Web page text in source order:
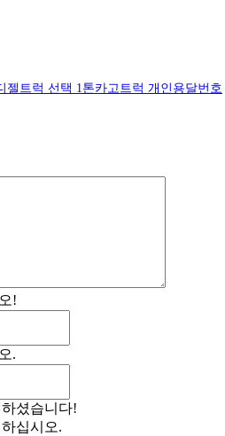
젤트럭 선택 1톤카고트럭 개인용달번호
!
.
일
셨습니다!
십시오.